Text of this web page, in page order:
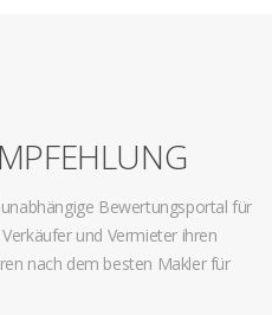
Bewertungsportal für
und Vermieter ihren
nach dem besten Makler für